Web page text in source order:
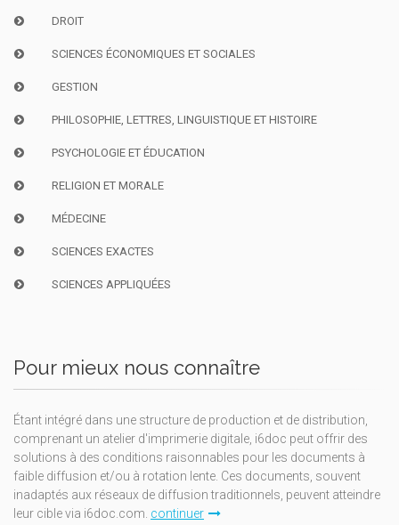
DROIT
SCIENCES ÉCONOMIQUES ET SOCIALES
GESTION
PHILOSOPHIE, LETTRES, LINGUISTIQUE ET HISTOIRE
PSYCHOLOGIE ET ÉDUCATION
RELIGION ET MORALE
MÉDECINE
SCIENCES EXACTES
SCIENCES APPLIQUÉES
Pour mieux nous connaître
Étant intégré dans une structure de production et de distribution,
comprenant un atelier d'imprimerie digitale, i6doc peut offrir des
solutions à des conditions raisonnables pour les documents à
faible diffusion et/ou à rotation lente. Ces documents, souvent
inadaptés aux réseaux de diffusion traditionnels, peuvent atteindre
leur cible via i6doc.com. continuer